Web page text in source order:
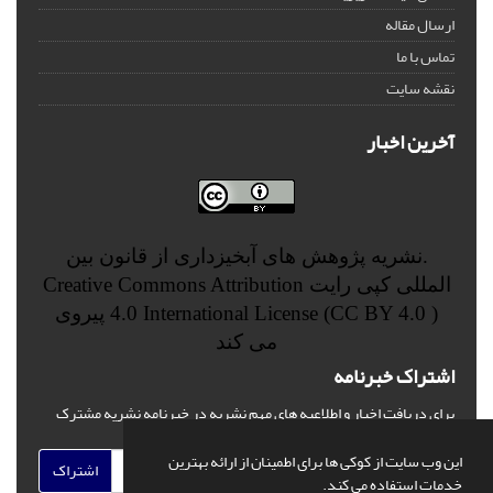
این وب سایت از کوکی ها برای اطمینان از ارائه بهترین
خدمات استفاده می کند.
ارسال مقاله
تماس با ما
نقشه سایت
آخرین اخبار
.نشریه پژوهش های آبخیزداری از قانون بین
المللی کپی رایت Creative Commons Attribution
4.0 International License (CC BY 4.0 ) پیروی
می کند
اشتراک خبرنامه
برای دریافت اخبار و اطلاعیه های مهم نشریه در خبرنامه نشریه مشترک
اشتراک